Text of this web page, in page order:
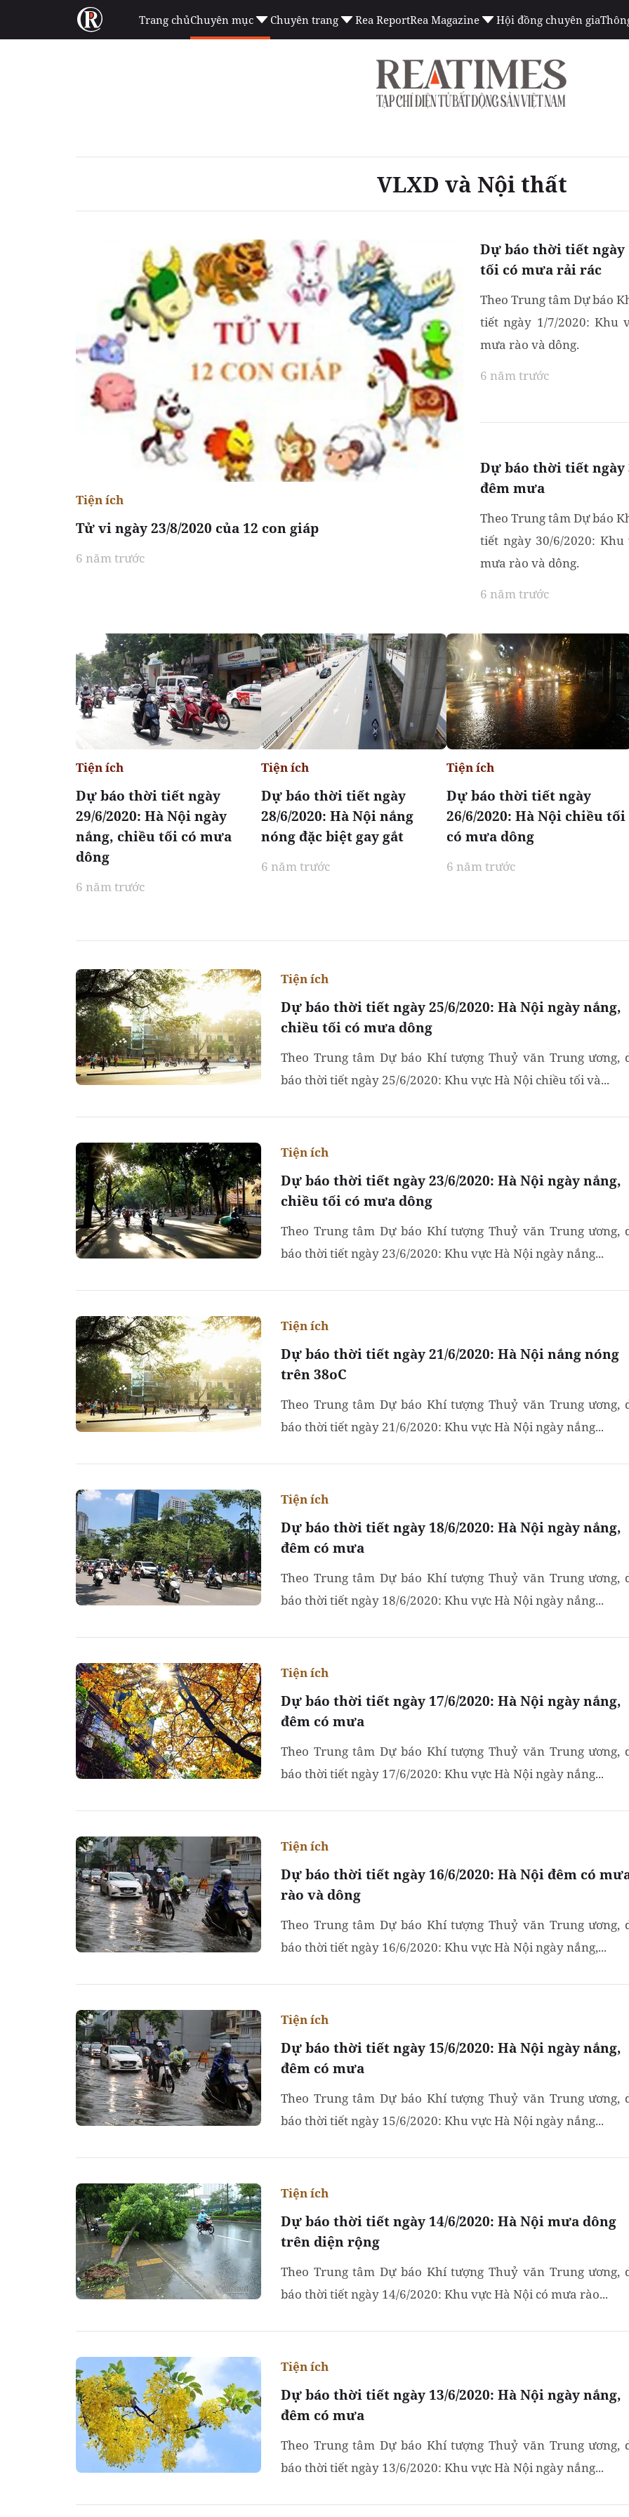
Trang chủChuyên mục Chuyên trang Rea ReportRea Magazine Hội đồng chuyên gia
VLXD và Nội thất
Tử vi ngày 23/8/2020 của 12 con giáp
Tiện ích
6 năm trước
Dự báo thời tiết ngày
tối có mưa rải rác
6 năm trước
Theo Trung tâm Dự báo
tiết ngày 1/7/2020: Khu
mưa rào và dông.
Dự báo thời tiết ngày
đêm mưa
6 năm trước
Theo Trung tâm Dự báo
tiết ngày 30/6/2020:
mưa rào và dông.
Dự báo thời tiết ngày
29/6/2020: Hà Nội ngày
nắng, chiều tối có mưa
dông
Tiện ích
6 năm trước
Dự báo thời tiết ngày
28/6/2020: Hà Nội nắng
nóng đặc biệt gay gắt
Tiện ích
6 năm trước
Dự báo thời tiết ngày
26/6/2020: Hà Nội chiều tối
có mưa dông
Tiện ích
6 năm trước
Dự báo thời tiết ngày 25/6/2020: Hà Nội ngày nắng,
chiều tối có mưa dông
Tiện ích
Theo Trung tâm Dự báo Khí tượng Thuỷ văn Trung ương,
báo thời tiết ngày 25/6/2020: Khu vực Hà Nội chiều tối và...
Dự báo thời tiết ngày 23/6/2020: Hà Nội ngày nắng,
chiều tối có mưa dông
Tiện ích
Theo Trung tâm Dự báo Khí tượng Thuỷ văn Trung ương,
báo thời tiết ngày 23/6/2020: Khu vực Hà Nội ngày nắng...
Dự báo thời tiết ngày 21/6/2020: Hà Nội nắng nóng
trên 38oC
Tiện ích
Theo Trung tâm Dự báo Khí tượng Thuỷ văn Trung ương,
báo thời tiết ngày 21/6/2020: Khu vực Hà Nội ngày nắng...
Dự báo thời tiết ngày 18/6/2020: Hà Nội ngày nắng,
đêm có mưa
Tiện ích
Theo Trung tâm Dự báo Khí tượng Thuỷ văn Trung ương,
báo thời tiết ngày 18/6/2020: Khu vực Hà Nội ngày nắng...
Dự báo thời tiết ngày 17/6/2020: Hà Nội ngày nắng,
đêm có mưa
Tiện ích
Theo Trung tâm Dự báo Khí tượng Thuỷ văn Trung ương,
báo thời tiết ngày 17/6/2020: Khu vực Hà Nội ngày nắng...
Dự báo thời tiết ngày 16/6/2020: Hà Nội đêm có
rào và dông
Tiện ích
Theo Trung tâm Dự báo Khí tượng Thuỷ văn Trung ương,
báo thời tiết ngày 16/6/2020: Khu vực Hà Nội ngày nắng,...
Dự báo thời tiết ngày 15/6/2020: Hà Nội ngày nắng,
đêm có mưa
Tiện ích
Theo Trung tâm Dự báo Khí tượng Thuỷ văn Trung ương,
báo thời tiết ngày 15/6/2020: Khu vực Hà Nội ngày nắng...
Dự báo thời tiết ngày 14/6/2020: Hà Nội mưa dông
trên diện rộng
Tiện ích
Theo Trung tâm Dự báo Khí tượng Thuỷ văn Trung ương,
báo thời tiết ngày 14/6/2020: Khu vực Hà Nội có mưa rào...
Dự báo thời tiết ngày 13/6/2020: Hà Nội ngày nắng,
đêm có mưa
Tiện ích
Theo Trung tâm Dự báo Khí tượng Thuỷ văn Trung ương,
báo thời tiết ngày 13/6/2020: Khu vực Hà Nội ngày nắng...